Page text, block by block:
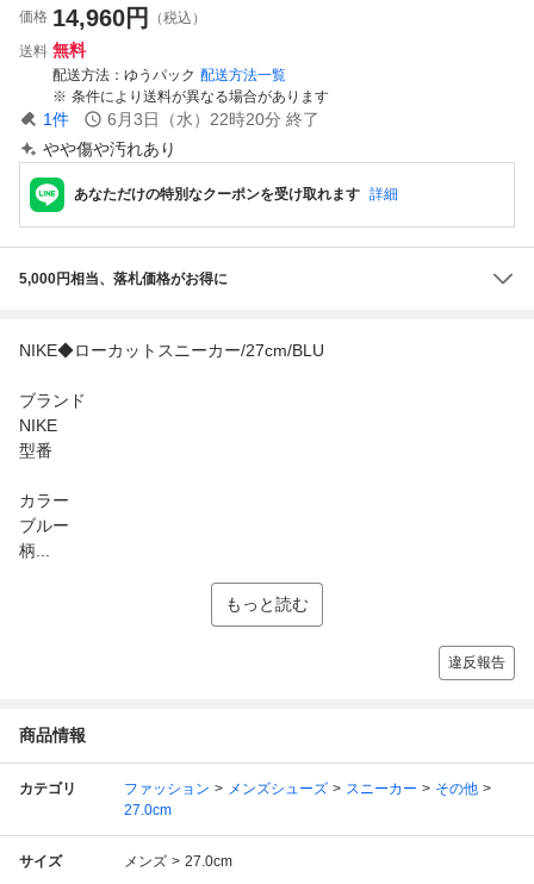
価格 14,960円
（税込）
送料 無料
配送方法 ゆうパック 配送方法一覧
条件により送料が異なる場合があります
1件 6月3日（水）22時20分 終了
やや傷や汚れあり
あなただけの特別なクーポンを受け取れます 詳細
5,000円相当、落札価格がお得に
NIKE◆ローカットスニーカー/27cm/BLU
ブランド
NIKE
型番
カラー
ブルー
柄...
もっと読む
違反報告
商品情報
カテゴリ ファッション メンズシューズ スニーカー
その他
27.0cm
サイズ メンズ 27.0cm